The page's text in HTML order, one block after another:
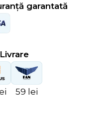
garantată
59 lei